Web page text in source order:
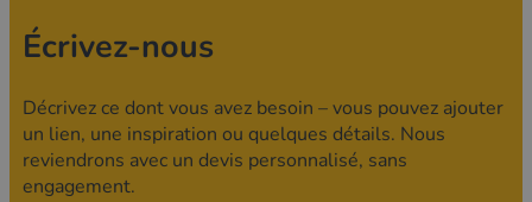
Écrivez-nous
Décrivez ce dont vous avez besoin – vous pouvez ajouter
un lien, une inspiration ou quelques détails. Nous
reviendrons avec un devis personnalisé, sans
engagement.